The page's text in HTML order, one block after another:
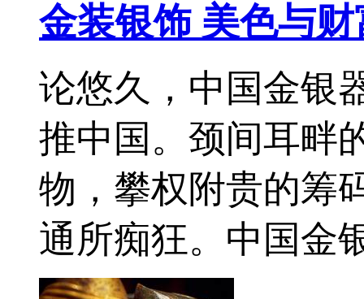
金装银饰 美色与
论悠久，中国金银
推中国。颈间耳畔
物，攀权附贵的筹
通所痴狂。中国